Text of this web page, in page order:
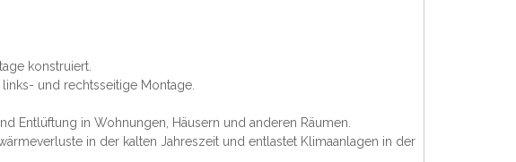
konstruiert.
und rechtsseitige Montage.
Entlüftung in Wohnungen, Häusern und anderen Räumen.
in der kalten Jahreszeit und entlastet Klimaanlagen in der